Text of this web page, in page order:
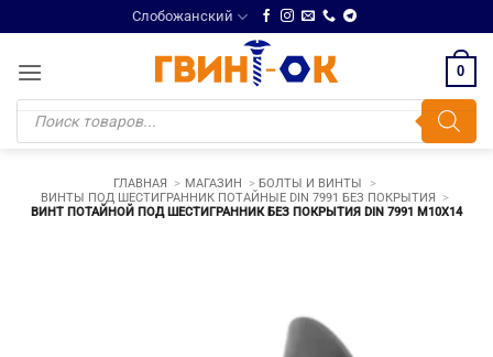
to
content
Слобожанский
0
Поиск
товаров
ГЛАВНАЯ МАГАЗИН
БОЛТЫ И ВИНТЫ
ВИНТЫ ПОД ШЕСТИГРАННИК ПОТАЙНЫЕ DIN 7991 БЕЗ ПОКРЫТИЯ
ВИНТ ПОТАЙНОЙ ПОД ШЕСТИГРАННИК БЕЗ ПОКРЫТИЯ DIN 7991 М10Х14